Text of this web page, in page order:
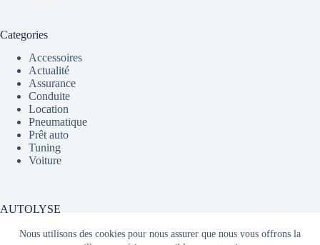
Nous utilisons des cookies pour nous assurer que nous vous offrons la
Categories
Accessoires
Actualité
Assurance
Conduite
Location
Pneumatique
Prêt auto
Tuning
Voiture
AUTOLYSE